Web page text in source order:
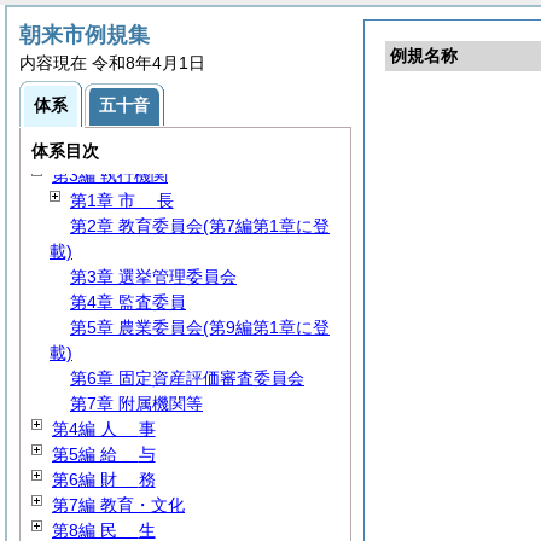
例規名称
朝来市例規集
内容現在 令和8年4月1日
体系 五十音
体系目次
第1編総規
第2編
第3編 執行機関
第1章 市 長
第2章 教育委員会(第7編第1章に登
載)
第3章 選挙管理委員会
第4章 監査委員
第5章 農業委員会(第9編第1章に登
載)
第6章 固定資産評価審査委員会
第7章 附属機関等
第4編 人 事
第5編 給 与
第6編 財 務
第7編 教育・文化
第8編 民 生